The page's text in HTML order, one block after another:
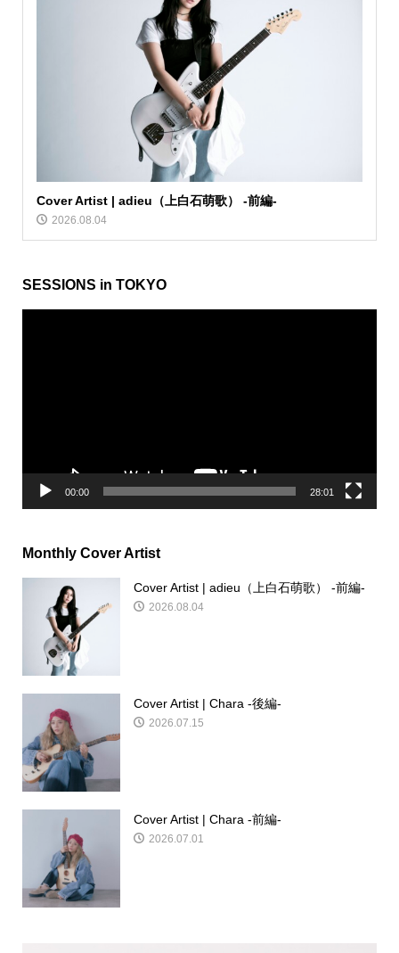
Cover Artist | adieu（上白石萌歌） -前編-
2026.08.04
SESSIONS in TOKYO
00:00 28:01
Monthly Cover Artist
Cover Artist | adieu（上白石萌歌） -前編-
2026.08.04
Cover Artist | Chara -後編-
2026.07.15
Cover Artist | Chara -前編-
2026.07.01